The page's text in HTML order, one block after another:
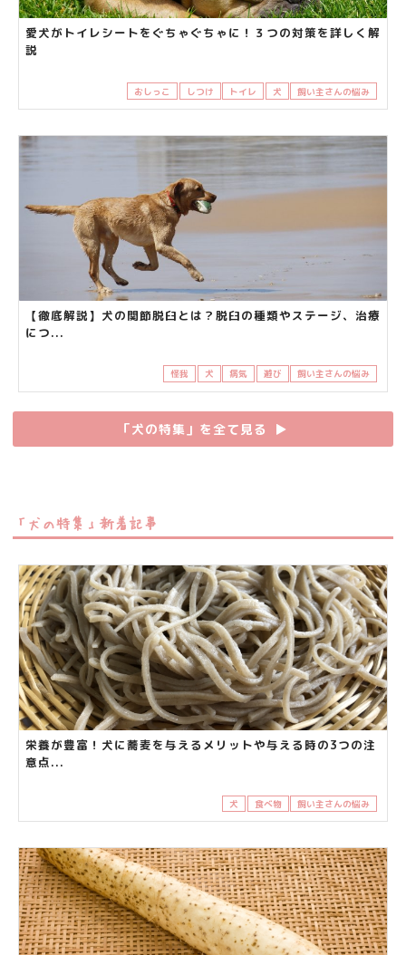
愛犬がトイレシートをぐちゃぐちゃに！３つの対策を詳しく解
説
おしっこ しつけ トイレ 犬 飼い主さんの悩み
【徹底解説】犬の関節脱臼とは？脱臼の種類やステージ、治療
につ...
怪我 犬 病気 遊び 飼い主さんの悩み
「犬の特集」を全て見る ▶︎
「犬の特集」新着記事
栄養が豊富！犬に蕎麦を与えるメリットや与える時の3つの注
意点...
犬 食べ物 飼い主さんの悩み